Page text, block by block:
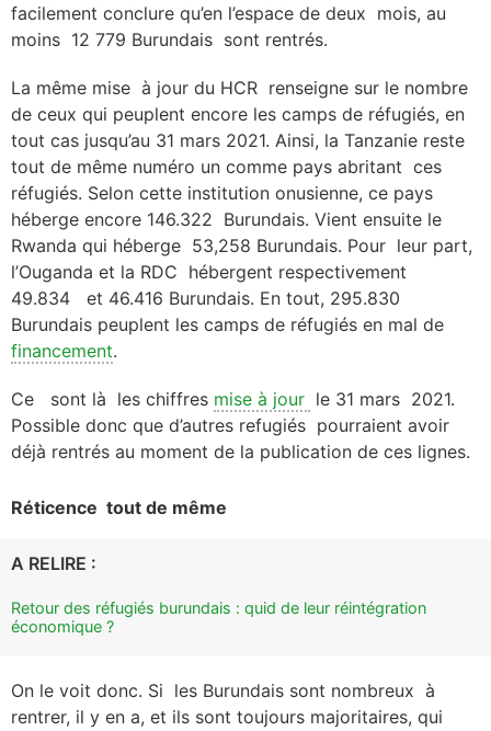
facilement conclure qu’en l’espace de deux mois, au
moins 12 779 Burundais sont rentrés.
La même mise à jour du HCR renseigne sur le nombre
de ceux qui peuplent encore les camps de réfugiés, en
tout cas jusqu’au 31 mars 2021. Ainsi, la Tanzanie reste
tout de même numéro un comme pays abritant ces
réfugiés. Selon cette institution onusienne, ce pays
héberge encore 146.322 Burundais. Vient ensuite le
Rwanda qui héberge 53,258 Burundais. Pour leur part,
l’Ouganda et la RDC hébergent respectivement
49.834 et 46.416 Burundais. En tout, 295.830
Burundais peuplent les camps de réfugiés en mal de
financement.
Ce sont là les chiffres mise à jour le 31 mars 2021.
Possible donc que d’autres refugiés pourraient avoir
déjà rentrés au moment de la publication de ces lignes.
Réticence tout de même
A RELIRE :
Retour des réfugiés burundais : quid de leur réintégration
économique ?
On le voit donc. Si les Burundais sont nombreux à
rentrer, il y en a, et ils sont toujours majoritaires, qui